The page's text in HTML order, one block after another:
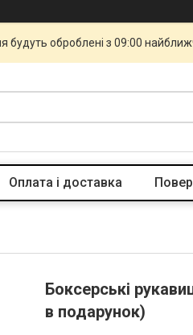
оброблені з 09:00
Оплата і доставка
Боксерські
в подарунок)